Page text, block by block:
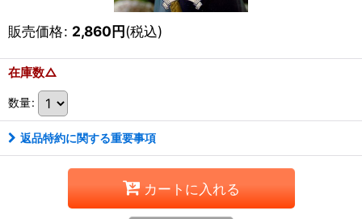
販売価格: 2,860円(税込)
在庫数△
数量:
返品特約に関する重要事項
カートに入れる